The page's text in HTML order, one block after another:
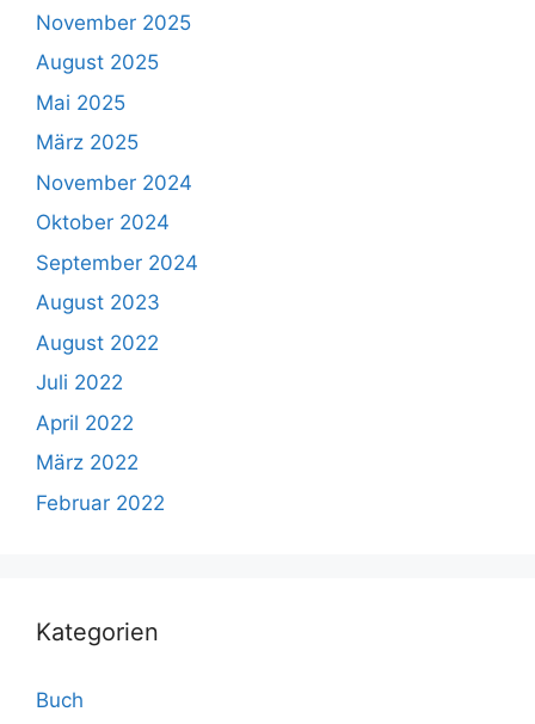
November 2025
August 2025
Mai 2025
März 2025
November 2024
Oktober 2024
September 2024
August 2023
August 2022
Juli 2022
April 2022
März 2022
Februar 2022
Kategorien
Buch